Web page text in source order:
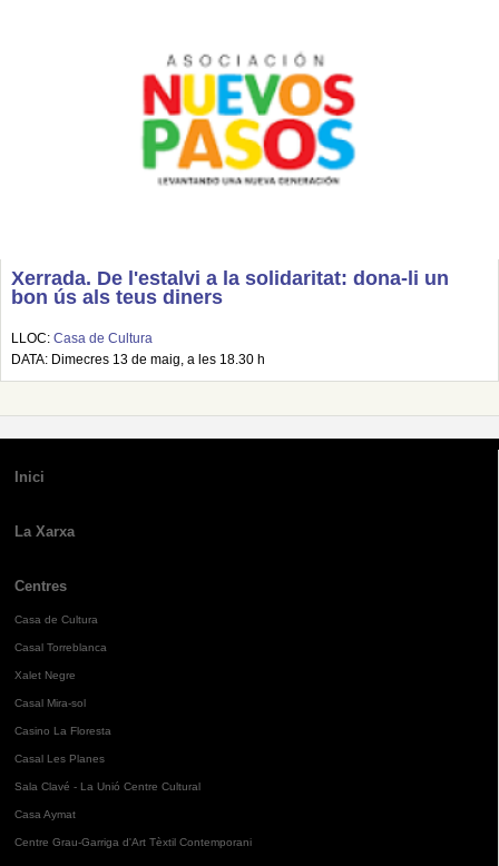
Xerrada. De l'estalvi a la solidaritat: dona-li un
bon ús als teus diners
LLOC: Casa de Cultura
DATA: Dimecres 13 de maig, a les 18.30 h
Inici
La Xarxa
Centres
Casa de Cultura
Casal Torreblanca
Xalet Negre
Casal Mira-sol
Casino La Floresta
Casal Les Planes
Sala Clavé - La Unió Centre Cultural
Casa Aymat
Centre Grau-Garriga d'Art Tèxtil Contemporani